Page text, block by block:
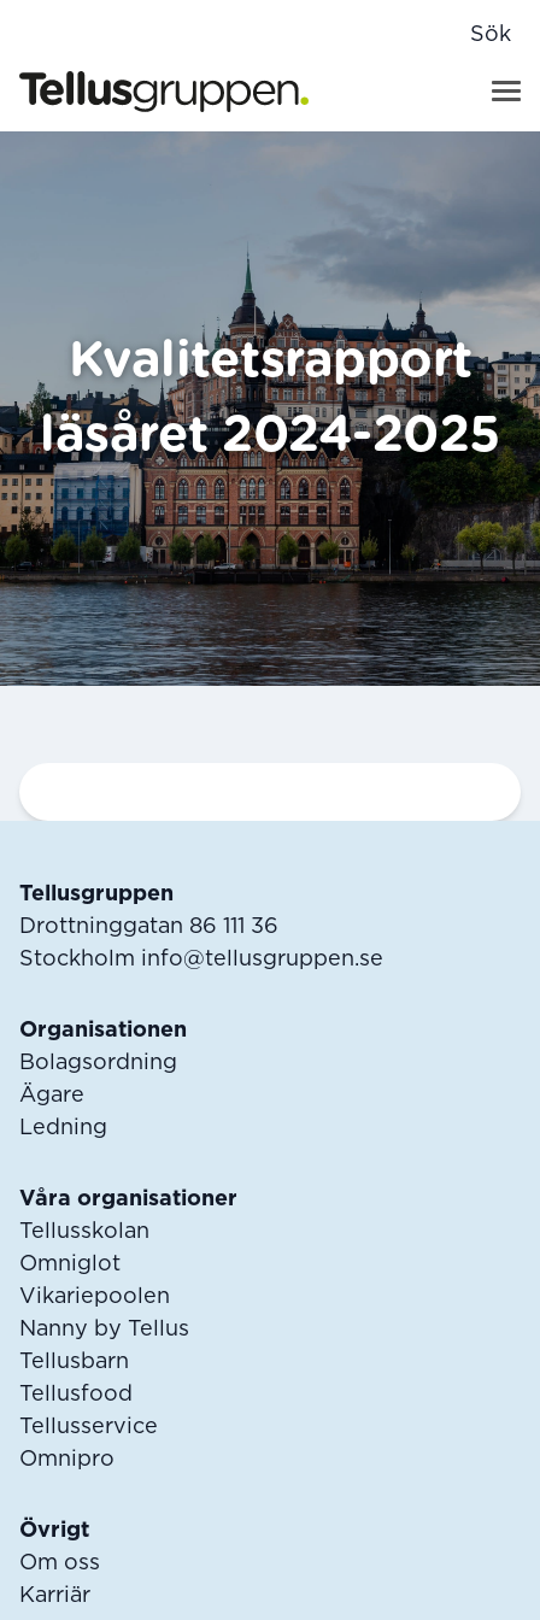
Sök
Hoppa till innehåll
Tellusgruppen
Kvalitetsrapport
läsåret 2024-2025
Tellusgruppen
Drottninggatan 86 111 36
Stockholm info@tellusgruppen.se
Organisationen
Bolagsordning
Ägare
Ledning
Våra organisationer
Tellusskolan
Omniglot
Vikariepoolen
Nanny by Tellus
Tellusbarn
Tellusfood
Tellusservice
Omnipro
Övrigt
Om oss
Karriär